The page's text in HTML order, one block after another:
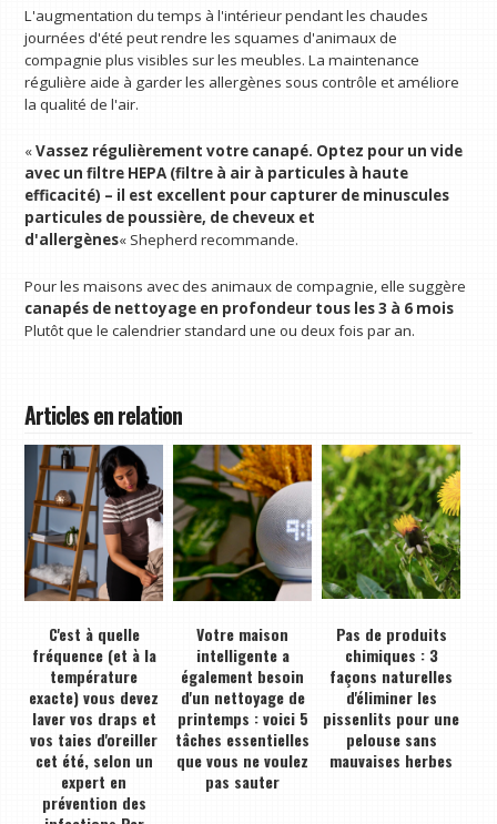
L'augmentation du temps à l'intérieur pendant les chaudes
journées d'été peut rendre les squames d'animaux de
compagnie plus visibles sur les meubles. La maintenance
régulière aide à garder les allergènes sous contrôle et améliore
la qualité de l'air.
«Vassez régulièrement votre canapé. Optez pour un vide
avec un filtre HEPA (filtre à air à particules à haute
efficacité) – il est excellent pour capturer de minuscules
particules de poussière, de cheveux et
d'allergènes« Shepherd recommande.
Pour les maisons avec des animaux de compagnie, elle suggère
canapés de nettoyage en profondeur tous les 3 à 6 mois
Plutôt que le calendrier standard une ou deux fois par an.
Articles en relation
C'est à quelle
fréquence (et à la
température
exacte) vous devez
laver vos draps et
vos taies d'oreiller
cet été, selon un
expert en
prévention des
Votre maison
intelligente a
également besoin
d'un nettoyage de
printemps : voici 5
tâches essentielles
que vous ne voulez
pas sauter
Pas de produits
chimiques : 3
façons naturelles
d'éliminer les
pissenlits pour une
pelouse sans
mauvaises herbes